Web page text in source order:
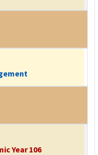
Year 106